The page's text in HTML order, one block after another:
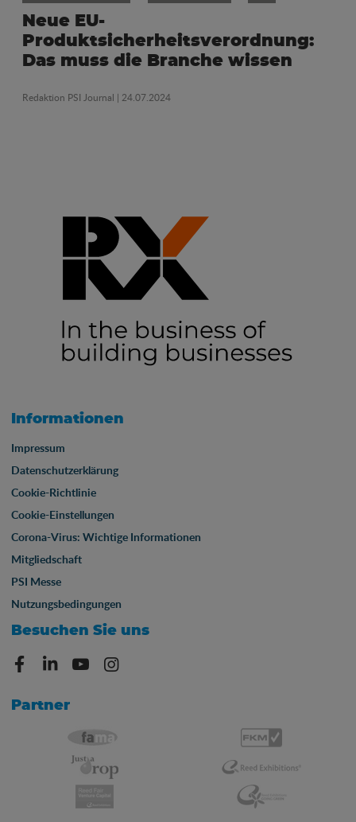
Neue EU-
Produktsicherheitsverordnung:
Das muss die Branche wissen
Redaktion PSI Journal | 24.07.2024
Informationen
Impressum
Datenschutzerklärung
Cookie-Richtlinie
Cookie-Einstellungen
Corona-Virus: Wichtige Informationen
Mitgliedschaft
PSI Messe
Nutzungsbedingungen
Besuchen Sie uns
Partner